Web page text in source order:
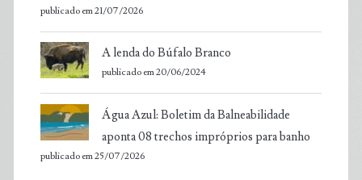
publicado em 21/07/2026
A lenda do Búfalo Branco
publicado em 20/06/2024
Água Azul: Boletim da Balneabilidade
aponta 08 trechos impróprios para banho
publicado em 25/07/2026